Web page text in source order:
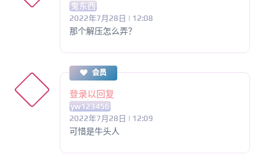
鬼东西
2022年7月28日 | 12:08
那个解压怎么弄？
会员
登录以回复
yw123456
2022年7月28日 | 12:09
可惜是牛头人